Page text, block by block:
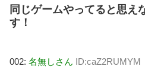
同じゲームやってると思え
す！
002: 名無しさん ID:caZ2RUMYM